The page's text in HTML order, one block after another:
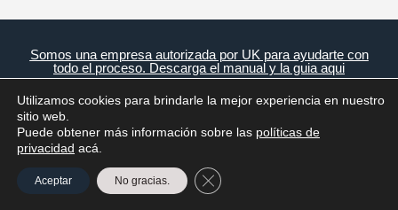
Somos una empresa autorizada por UK para ayudarte con
todo el proceso. Descarga el manual y la guia aqui
Expertos en Educación
Internacional.
Utilizamos cookies para brindarle la mejor experiencia en nuestro
sitio web.
Puede obtener más información sobre las políticas de
privacidad acá.
Aceptar No gracias. Cerrar el banner de cookies